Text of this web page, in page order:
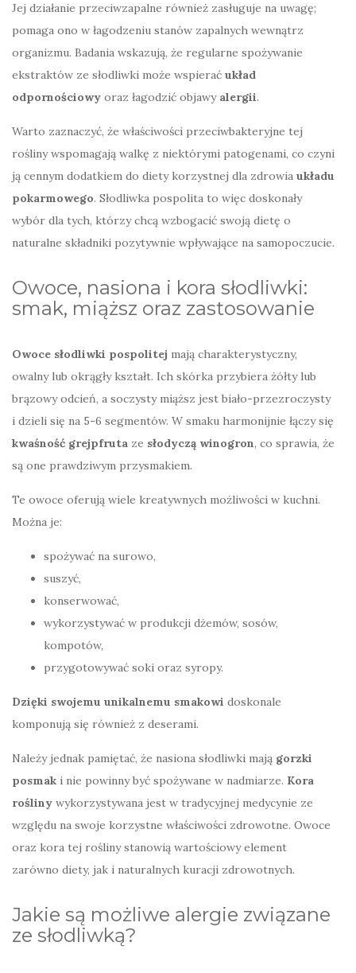
Jej działanie przeciwzapalne również zasługuje na uwagę;
pomaga ono w łagodzeniu stanów zapalnych wewnątrz
organizmu. Badania wskazują, że regularne spożywanie
ekstraktów ze słodliwki może wspierać układ
odpornościowy oraz łagodzić objawy alergii.
Warto zaznaczyć, że właściwości przeciwbakteryjne tej
rośliny wspomagają walkę z niektórymi patogenami, co czyni
ją cennym dodatkiem do diety korzystnej dla zdrowia układu
pokarmowego. Słodliwka pospolita to więc doskonały
wybór dla tych, którzy chcą wzbogacić swoją dietę o
naturalne składniki pozytywnie wpływające na samopoczucie.
Owoce, nasiona i kora słodliwki:
smak, miąższ oraz zastosowanie
Owoce słodliwki pospolitej mają charakterystyczny,
owalny lub okrągły kształt. Ich skórka przybiera żółty lub
brązowy odcień, a soczysty miąższ jest biało-przezroczysty
i dzieli się na 5-6 segmentów. W smaku harmonijnie łączy się
kwaśność grejpfruta ze słodyczą winogron, co sprawia, że
są one prawdziwym przysmakiem.
Te owoce oferują wiele kreatywnych możliwości w kuchni.
Można je:
spożywać na surowo,
suszyć,
konserwować,
wykorzystywać w produkcji dżemów, sosów,
kompotów,
przygotowywać soki oraz syropy.
Dzięki swojemu unikalnemu smakowi doskonale
komponują się również z deserami.
Należy jednak pamiętać, że nasiona słodliwki mają gorzki
posmak i nie powinny być spożywane w nadmiarze. Kora
rośliny wykorzystywana jest w tradycyjnej medycynie ze
względu na swoje korzystne właściwości zdrowotne. Owoce
oraz kora tej rośliny stanowią wartościowy element
zarówno diety, jak i naturalnych kuracji zdrowotnych.
Jakie są możliwe alergie związane
ze słodliwką?